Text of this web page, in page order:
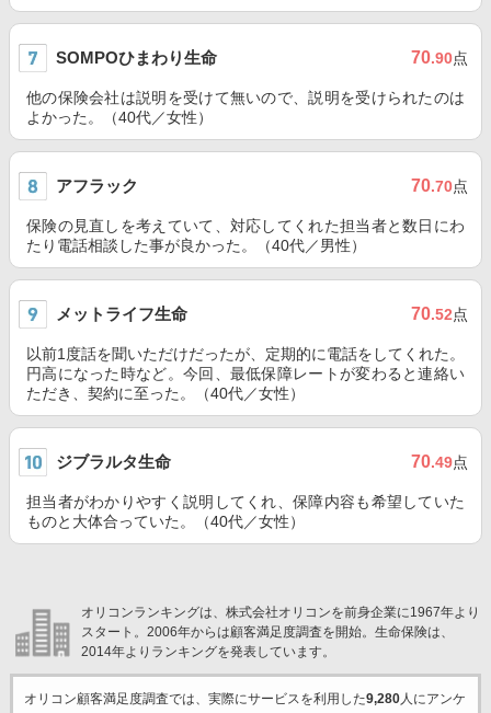
SOMPOひまわり生命 70.90点
他の保険会社は説明を受けて無いので、説明を受けられたのは
よかった。（40代／女性）
アフラック 70.70点
保険の見直しを考えていて、対応してくれた担当者と数日にわ
たり電話相談した事が良かった。（40代／男性）
メットライフ生命 70.52点
以前1度話を聞いただけだったが、定期的に電話をしてくれた。
円高になった時など。今回、最低保障レートが変わると連絡い
ただき、契約に至った。（40代／女性）
ジブラルタ生命 70.49点
担当者がわかりやすく説明してくれ、保障内容も希望していた
ものと大体合っていた。（40代／女性）
オリコンランキングは、株式会社オリコンを前身企業に1967年より
スタート。2006年からは顧客満足度調査を開始。生命保険は、
2014年よりランキングを発表しています。
オリコン顧客満足度調査では、実際にサービスを利用した9,280人にアンケ